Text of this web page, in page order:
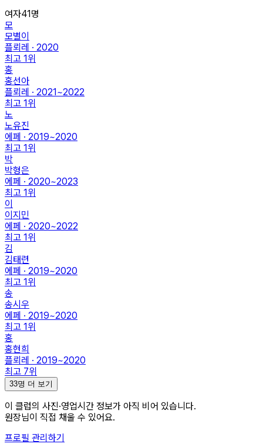
여자41 명
모
모별이
플뢰레 · 2020
최고 1위
홍
홍선아
플뢰레 · 2021~2022
최고 1위
노
노유진
에페 · 2019~2020
최고 1위
박
박형은
에페 · 2020~2023
최고 1위
이
이지민
에페 · 2020~2022
최고 1위
김
김태련
에페 · 2019~2020
최고 1위
송
송시우
에페 · 2019~2020
최고 1위
홍
홍현희
플뢰레 · 2019~2020
최고 7위
33명 더 보기
이 클럽의 사진·영업시간 정보가 아직 비어 있습니다.
원장님이 직접 채울 수 있어요.
프로필 관리하기